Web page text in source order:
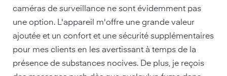
caméras de surveillance ne sont évidemment pas
une option. L'appareil m'offre une grande valeur
ajoutée et un confort et une sécurité supplémentaires
pour mes clients en les avertissant à temps de la
présence de substances nocives. De plus, je reçois